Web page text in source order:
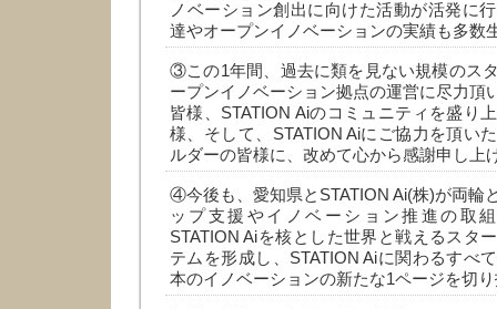
ノベーション創出に向けた活動が活発に
達やオープンイノベーションの実績も多数
③この1年間、過去に類を見ない規模のス
ープンイノベーション拠点の運営に尽力頂
皆様、STATION Aiのコミュニティを盛り
様、そして、STATION Aiにご協力を頂い
ルダーの皆様に、改めて心から感謝申し上
④今後も、愛知県とSTATION Ai(株)が両輪
ップ支援やイノベーション推進の取
STATION Aiを核とした世界と戦えるスタ
テムを形成し、STATION Aiに関わるすべ
本のイノベーションの新たな1ページを切